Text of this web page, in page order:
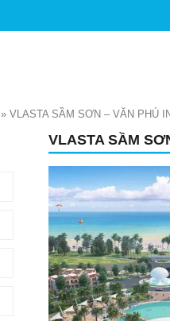
» VLASTA SẦM SƠN – VĂN PHÚ
VLASTA SẦM